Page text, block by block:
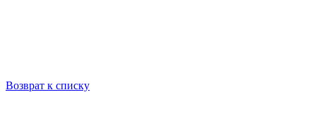
Возврат к списку